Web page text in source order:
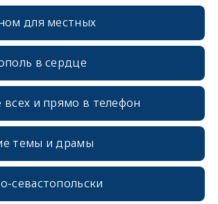
для местных
в сердце
всех и прямо в телефон
темы и драмы
севастопольски